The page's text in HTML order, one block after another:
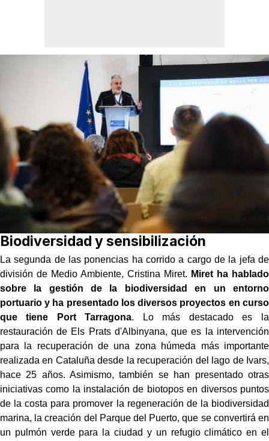
Biodiversidad y sensibilización
La segunda de las ponencias ha corrido a cargo de la jefa de
división de Medio Ambiente, Cristina Miret. Miret ha hablado
sobre la gestión de la biodiversidad en un entorno
portuario y ha presentado los diversos proyectos en curso
que tiene Port Tarragona. Lo más destacado es la
restauración de Els Prats d'Albinyana, que es la intervención
para la recuperación de una zona húmeda más importante
realizada en Cataluña desde la recuperación del lago de Ivars,
hace 25 años. Asimismo, también se han presentado otras
iniciativas como la instalación de biotopos en diversos puntos
de la costa para promover la regeneración de la biodiversidad
marina, la creación del Parque del Puerto, que se convertirá en
un pulmón verde para la ciudad y un refugio climático en el